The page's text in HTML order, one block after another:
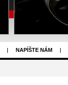
NAPÍŠTE NÁM